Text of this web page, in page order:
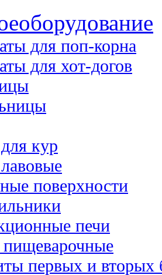
оборудование
для поп-корна
для хот-догов
кур
поверхности
печи
первых и вторых